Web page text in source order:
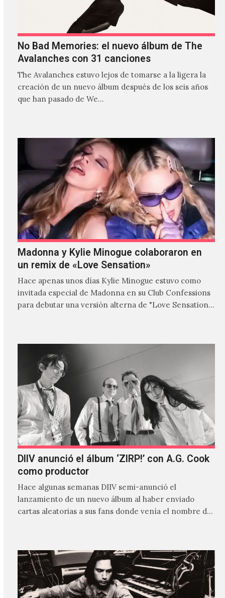
No Bad Memories: el nuevo álbum de The
Avalanches con 31 canciones
The Avalanches estuvo lejos de tomarse a la ligera la
creación de un nuevo álbum después de los seis años
que han pasado de We…
Madonna y Kylie Minogue colaboraron en
un remix de «Love Sensation»
Hace apenas unos días Kylie Minogue estuvo como
invitada especial de Madonna en su Club Confessions
para debutar una versión alterna de "Love Sensation",
DIIV anunció el álbum ‘ZIRP!’ con A.G. Cook
como productor
Hace algunas semanas DIIV semi-anunció el
lanzamiento de un nuevo álbum al haber enviado
cartas aleatorias a sus fans donde venía el nombre de